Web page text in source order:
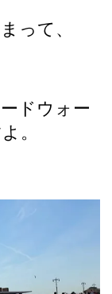
って、
ドウォー
。